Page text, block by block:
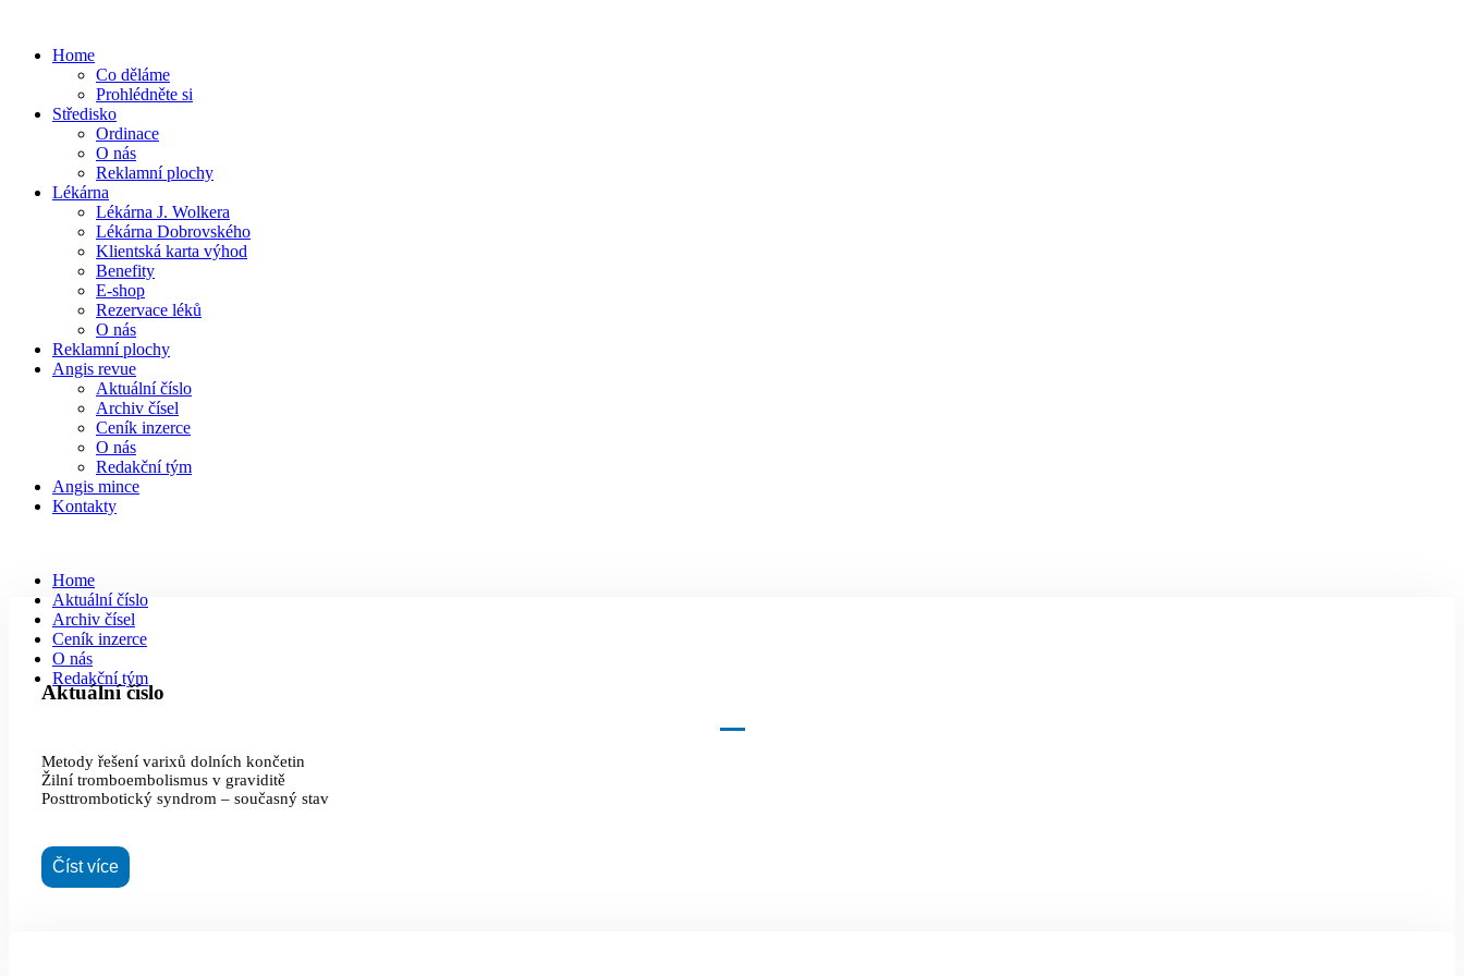
Home
Co děláme
Prohlédněte si
Středisko
Ordinace
O nás
Reklamní plochy
Lékárna
Lékárna J. Wolkera
Lékárna Dobrovského
Klientská karta výhod
Benefity
E-shop
Rezervace léků
O nás
Reklamní plochy
Angis revue
Aktuální číslo
Archiv čísel
Ceník inzerce
O nás
Redakční tým
Angis mince
Kontakty
Home
Aktuální číslo
Archiv čísel
Ceník inzerce
O nás
Redakční tým
Aktuální číslo
Metody řešení varixů dolních končetin
Žilní tromboembolismus v graviditě
Posttrombotický syndrom – současný stav
Číst více